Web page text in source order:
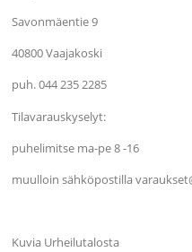
Savonmäentie 9
40800 Vaajakoski
puh. 044 235 2285
Tilavarauskyselyt:
puhelimitse ma-pe 8 -16
muulloin sähköpostilla
Kuvia Urheilutalosta